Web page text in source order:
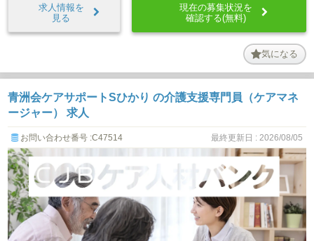
求人情報を
見る
現在の募集状況を
確認する(無料)
気になる
青洲会ケアサポートSひかり の介護支援専門員（ケアマネ
ージャー） 求人
お問い合わせ番号 :C47514 最終更新日 : 2026/08/05